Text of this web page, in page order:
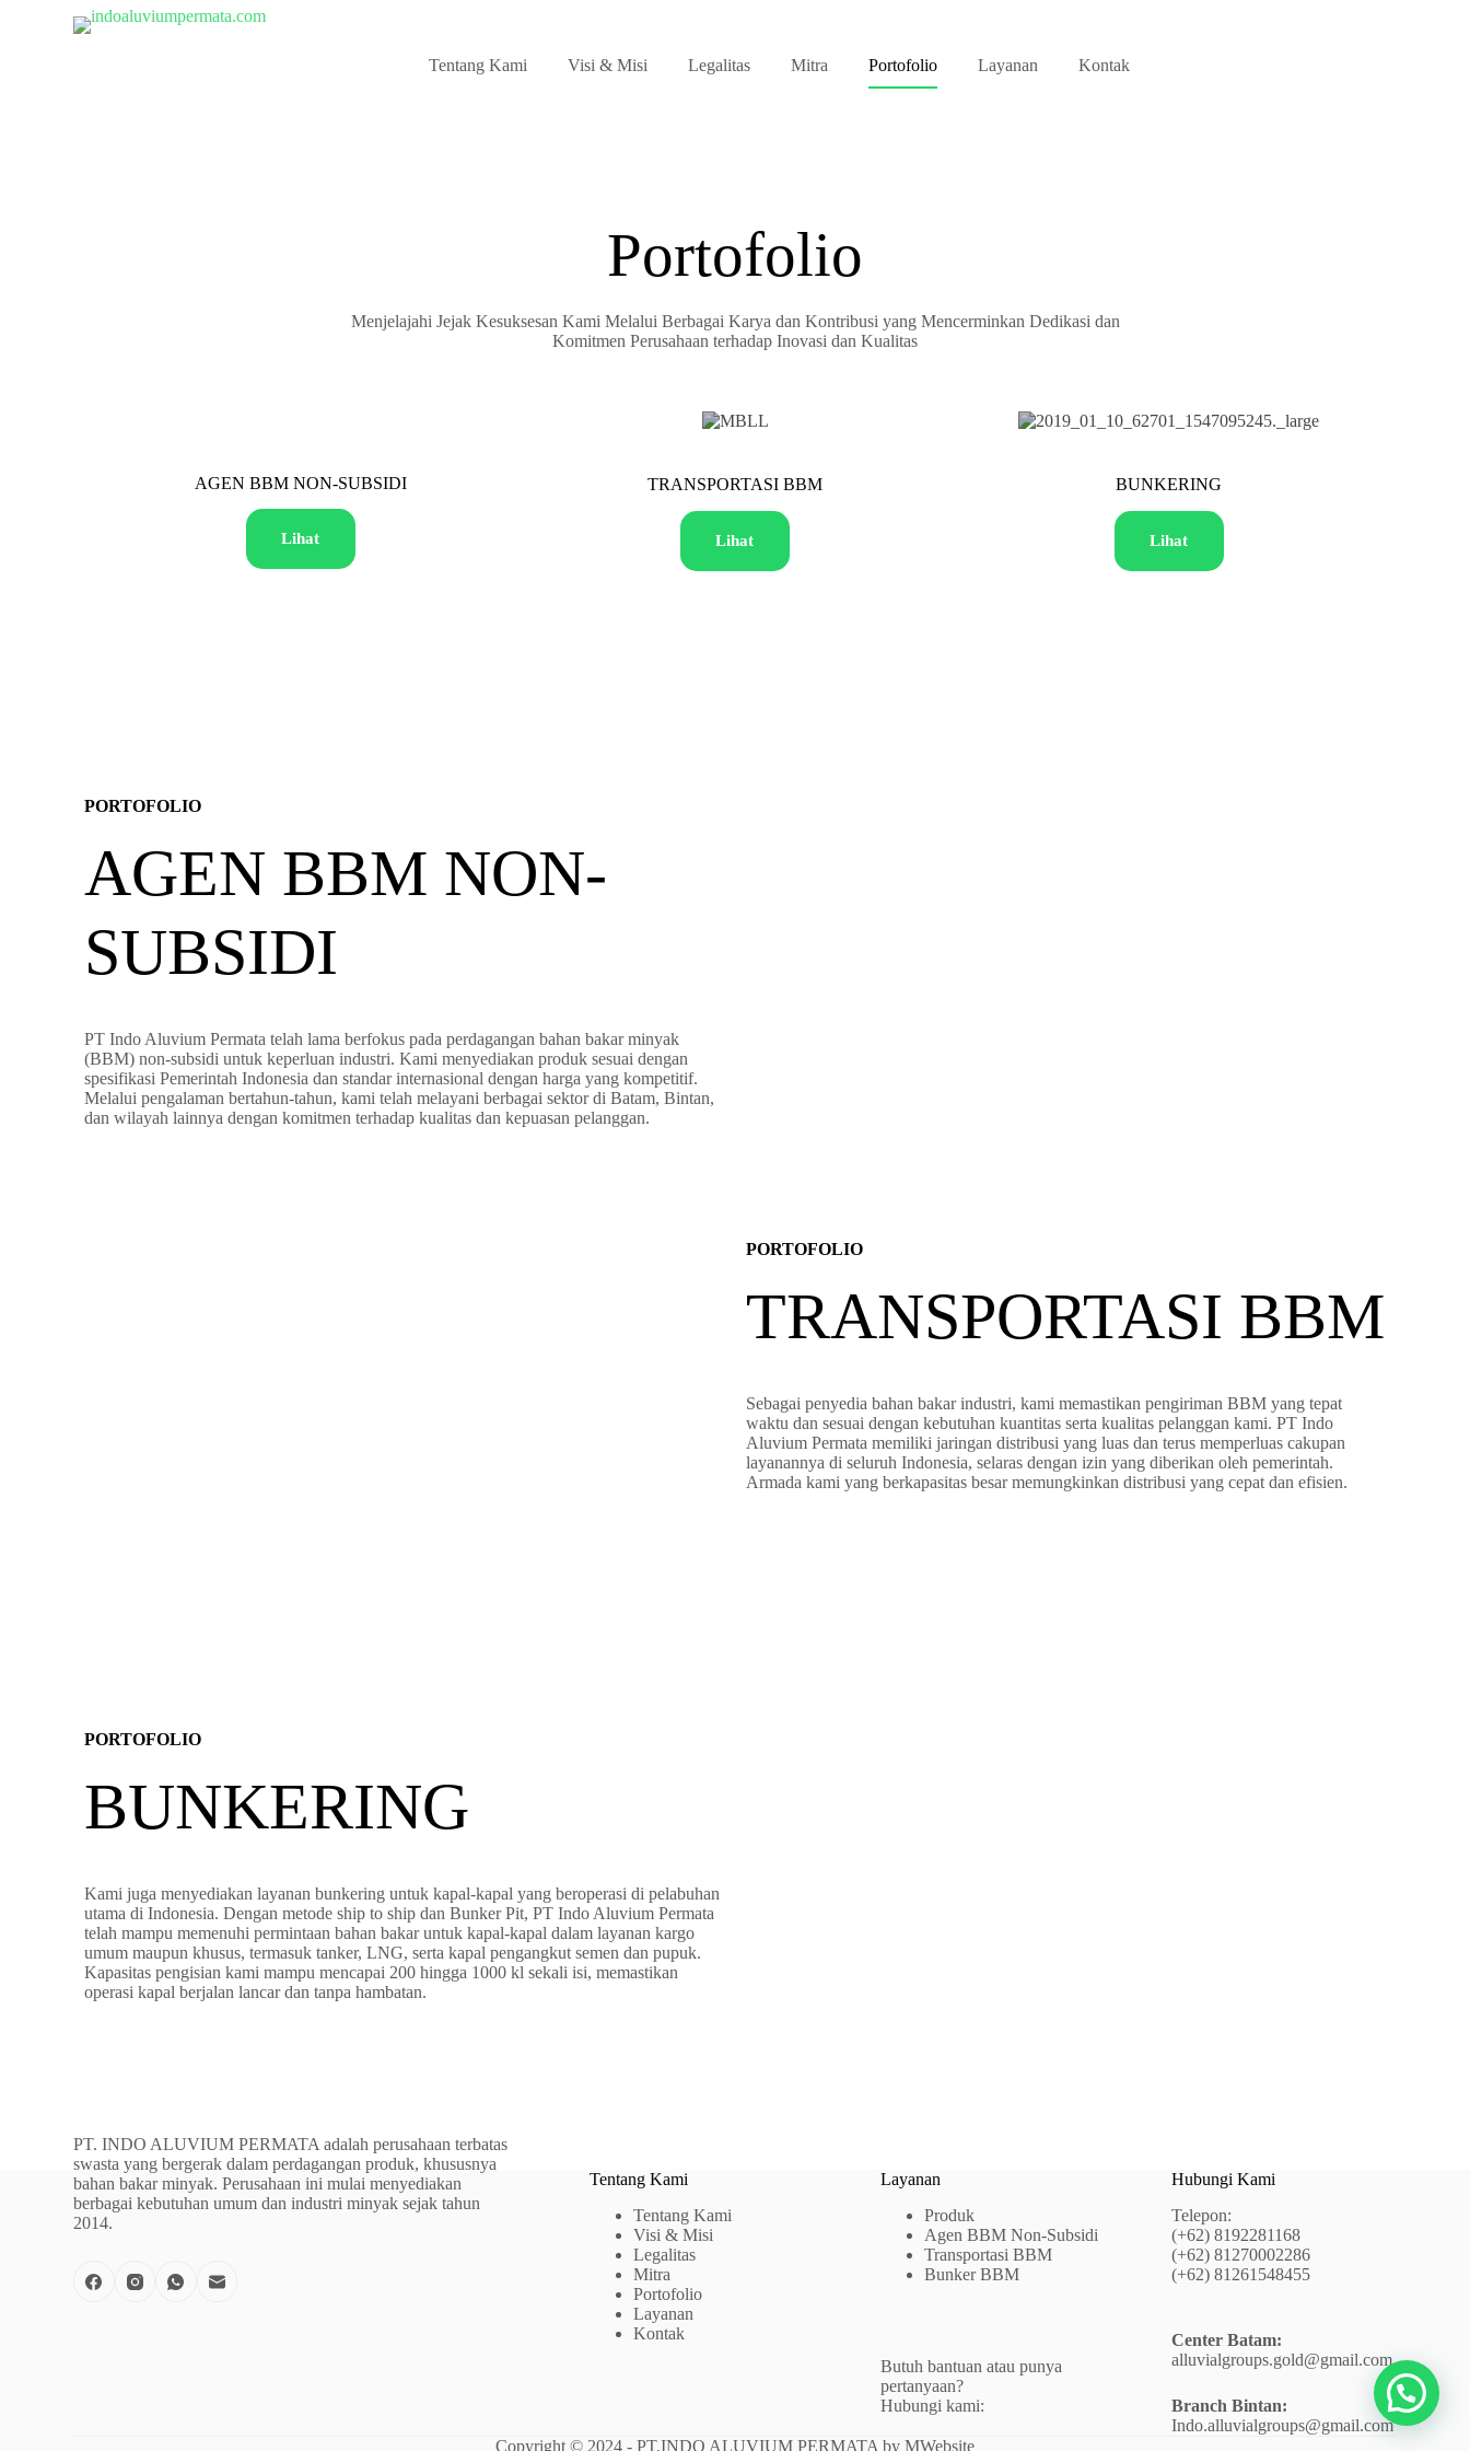
Tentang Kami Visi & Misi Legalitas Mitra Portofolio Layanan Kontak
Portofolio
Menjelajahi Jejak Kesuksesan Kami Melalui Berbagai Karya dan Kontribusi yang Mencerminkan Dedikasi dan
Komitmen Perusahaan terhadap Inovasi dan Kualitas
AGEN BBM NON-SUBSIDI
Lihat
TRANSPORTASI BBM
Lihat
BUNKERING
Lihat
PORTOFOLIO
AGEN BBM NON-
SUBSIDI
PT Indo Aluvium Permata telah lama berfokus pada perdagangan bahan bakar minyak
(BBM) non-subsidi untuk keperluan industri. Kami menyediakan produk sesuai dengan
spesifikasi Pemerintah Indonesia dan standar internasional dengan harga yang kompetitif.
Melalui pengalaman bertahun-tahun, kami telah melayani berbagai sektor di Batam, Bintan,
dan wilayah lainnya dengan komitmen terhadap kualitas dan kepuasan pelanggan.
PORTOFOLIO
TRANSPORTASI BBM
Sebagai penyedia bahan bakar industri, kami memastikan pengiriman BBM yang tepat
waktu dan sesuai dengan kebutuhan kuantitas serta kualitas pelanggan kami. PT Indo
Aluvium Permata memiliki jaringan distribusi yang luas dan terus memperluas cakupan
layanannya di seluruh Indonesia, selaras dengan izin yang diberikan oleh pemerintah.
Armada kami yang berkapasitas besar memungkinkan distribusi yang cepat dan efisien.
PORTOFOLIO
BUNKERING
Kami juga menyediakan layanan bunkering untuk kapal-kapal yang beroperasi di pelabuhan
utama di Indonesia. Dengan metode ship to ship dan Bunker Pit, PT Indo Aluvium Permata
telah mampu memenuhi permintaan bahan bakar untuk kapal-kapal dalam layanan kargo
umum maupun khusus, termasuk tanker, LNG, serta kapal pengangkut semen dan pupuk.
Kapasitas pengisian kami mampu mencapai 200 hingga 1000 kl sekali isi, memastikan
operasi kapal berjalan lancar dan tanpa hambatan.
PT. INDO ALUVIUM PERMATA adalah perusahaan terbatas
swasta yang bergerak dalam perdagangan produk, khususnya
bahan bakar minyak. Perusahaan ini mulai menyediakan
berbagai kebutuhan umum dan industri minyak sejak tahun
2014.
Tentang Kami
Tentang Kami
Visi & Misi
Legalitas
Mitra
Portofolio
Layanan
Kontak
Layanan
Produk
Agen BBM Non-Subsidi
Transportasi BBM
Bunker BBM
Butuh bantuan atau punya
pertanyaan?
Hubungi kami:
Hubungi Kami
Telepon:
(+62) 8192281168
(+62) 81270002286
(+62) 81261548455
Center Batam:
alluvialgroups.gold@gmail.com
Branch Bintan:
Indo.alluvialgroups@gmail.com
Copyright © 2024 - PT.INDO ALUVIUM PERMATA by MWebsite